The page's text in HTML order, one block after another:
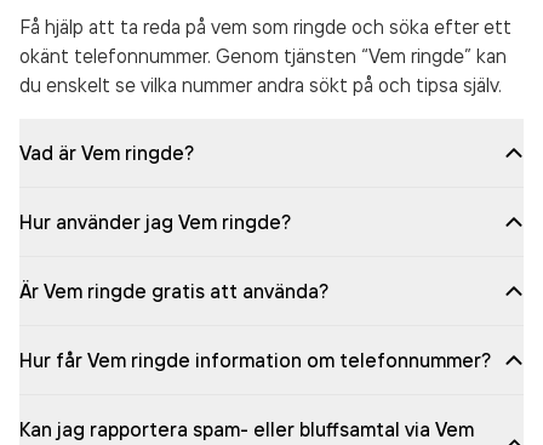
Få hjälp att ta reda på vem som ringde och söka efter ett
okänt telefonnummer. Genom tjänsten “Vem ringde” kan
du enskelt se vilka nummer andra sökt på och tipsa själv.
Vad är Vem ringde?
Hur använder jag Vem ringde?
Är Vem ringde gratis att använda?
Hur får Vem ringde information om telefonnummer?
Kan jag rapportera spam- eller bluffsamtal via Vem